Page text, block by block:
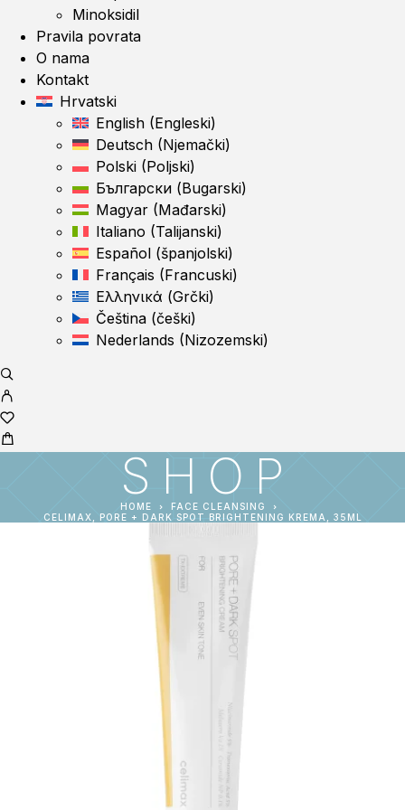
Minoksidil
Pravila povrata
O nama
Kontakt
Hrvatski
English (Engleski)
Deutsch (Njemački)
Polski (Poljski)
Български (Bugarski)
Magyar (Mađarski)
Italiano (Talijanski)
Español (španjolski)
Français (Francuski)
Ελληνικά (Grčki)
Čeština (češki)
Nederlands (Nizozemski)
SHOP
HOME
FACE CLEANSING
CELIMAX, PORE + DARK SPOT BRIGHTENING KREMA, 35ML